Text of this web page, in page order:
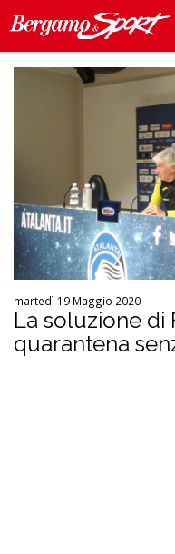
martedì 19 Maggio 2020
La soluzione di
quarantena